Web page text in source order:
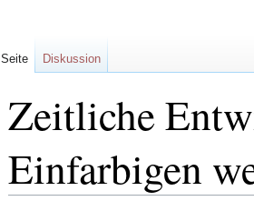
Zeitliche
Einfarbigen
Seite Diskussion